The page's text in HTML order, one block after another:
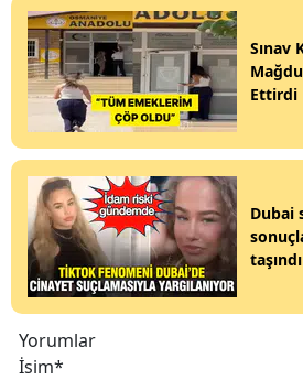
Sınav
Ettirdi
Dubai
taşındı
Yorumlar
İsim*